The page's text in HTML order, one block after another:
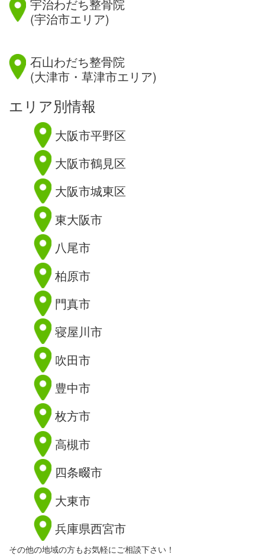
宇治わだち整骨院
(宇治市エリア)
石山わだち整骨院
(大津市・草津市エリア)
エリア別情報
大阪市平野区
大阪市鶴見区
大阪市城東区
東大阪市
八尾市
柏原市
門真市
寝屋川市
吹田市
豊中市
枚方市
高槻市
四条畷市
大東市
兵庫県西宮市
その他の地域の方もお気軽にご相談下さい！